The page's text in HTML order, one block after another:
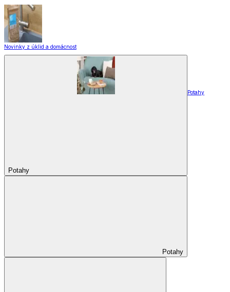
Novinky z úklid a domácnost
Potahy
Potahy
Potahy